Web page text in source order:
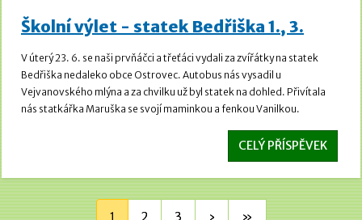
Školní výlet - statek Bedřiška 1., 3.
V úterý 23. 6. se naši prvňáčci a třeťáci vydali za zvířátky na statek
Bedřiška nedaleko obce Ostrovec. Autobus nás vysadil u
Vejvanovského mlýna a za chvilku už byl statek na dohled. Přivítala
nás statkářka Maruška se svojí maminkou a fenkou Vanilkou.
CELÝ PŘÍSPĚVEK
1 2 3 › »